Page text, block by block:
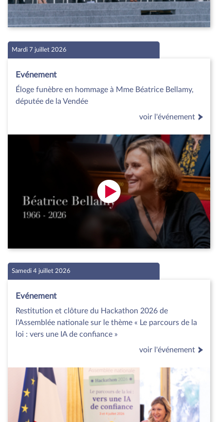
Mardi 7 juillet 2026
Evénement
Éloge funèbre en hommage à Mme Béatrice Bellamy,
députée de la Vendée
voir l'événement
Samedi 4 juillet 2026
Evénement
Restitution et clôture du Hackathon 2026 de
l'Assemblée nationale sur le thème « Le parcours de la
loi : vers une IA de confiance »
voir l'événement